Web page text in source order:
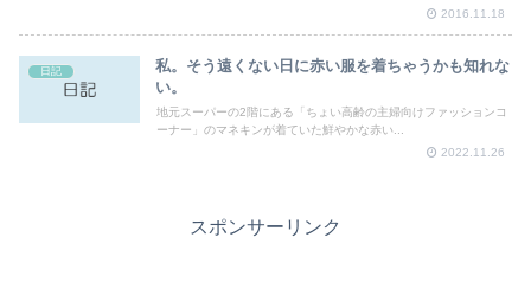
2016.11.18
日記
私。そう遠くない日に赤い服を着ちゃうかも知れな
い。
地元スーパーの2階にある「ちょい高齢の主婦向けファッションコ
ーナー」のマネキンが着ていた鮮やかな赤い...
2022.11.26
スポンサーリンク